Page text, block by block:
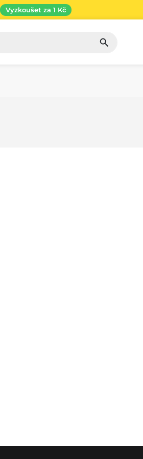
Vyzkoušet za 1 Kč